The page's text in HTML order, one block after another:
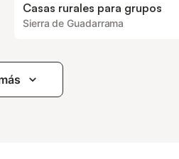
Casas rurales para grupos
Sierra de Guadarrama